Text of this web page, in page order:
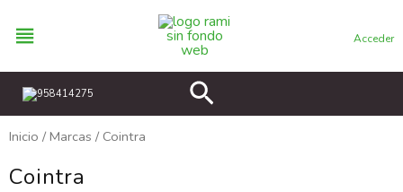
Acceder
958414275 Buscar
Inicio / Marcas / Cointra
Cointra